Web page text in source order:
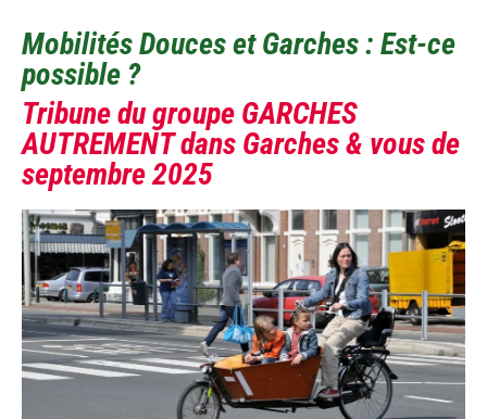
Mobilités Douces et Garches : Est-ce
possible ?
Tribune du groupe GARCHES
AUTREMENT dans Garches & vous de
septembre 2025